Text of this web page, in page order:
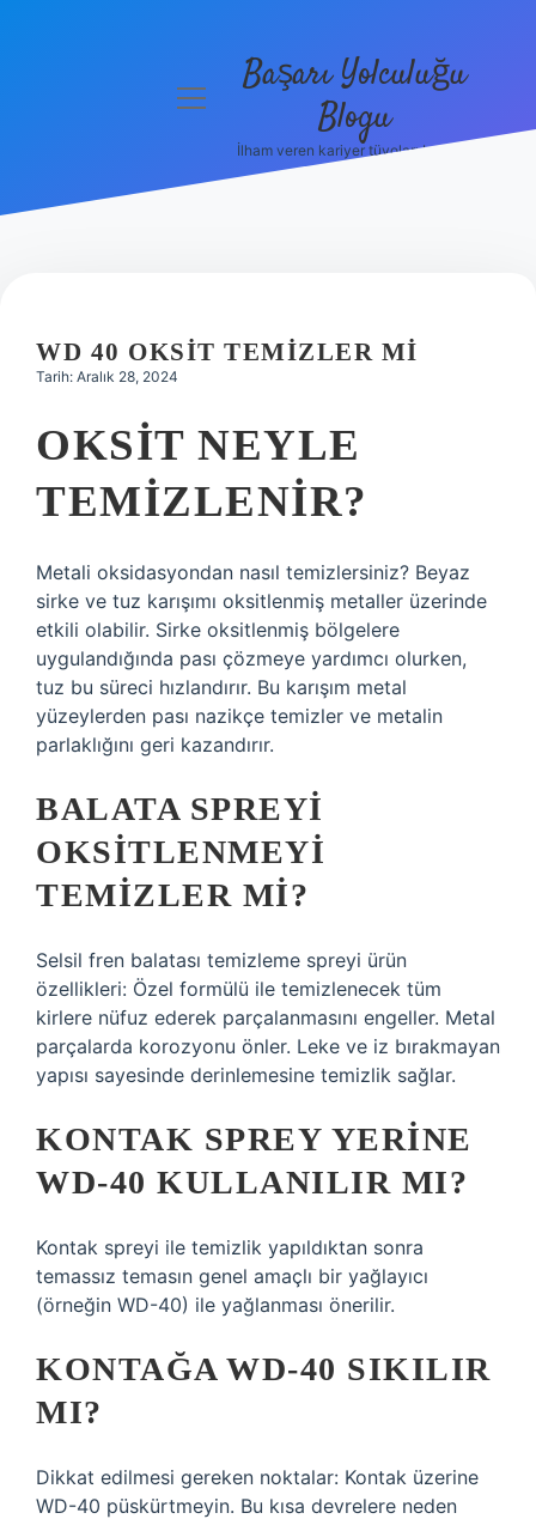
Hakkımızda
menüyüBaşarı Yolculuğu
Blogu
İlham veren kariyer tüyoları burada!
WD 40 OKSIT TEMIZLER MI
Tarih: Aralık 28, 2024
OKSIT NEYLE
TEMIZLENIR?
Metali oksidasyondan nasıl temizlersiniz? Beyaz
sirke ve tuz karışımı oksitlenmiş metaller üzerinde
etkili olabilir. Sirke oksitlenmiş bölgelere
uygulandığında pası çözmeye yardımcı olurken,
tuz bu süreci hızlandırır. Bu karışım metal
yüzeylerden pası nazikçe temizler ve metalin
parlaklığını geri kazandırır.
BALATA SPREYI
OKSITLENMEYI
TEMIZLER MI?
Selsil fren balatası temizleme spreyi ürün
özellikleri: Özel formülü ile temizlenecek tüm
kirlere nüfuz ederek parçalanmasını engeller. Metal
parçalarda korozyonu önler. Leke ve iz bırakmayan
yapısı sayesinde derinlemesine temizlik sağlar.
KONTAK SPREY YERINE
WD-40 KULLANILIR MI?
Kontak spreyi ile temizlik yapıldıktan sonra
temassız temasın genel amaçlı bir yağlayıcı
(örneğin WD-40) ile yağlanması önerilir.
KONTAĞA WD-40 SIKILIR
MI?
Dikkat edilmesi gereken noktalar: Kontak üzerine
WD-40 püskürtmeyin. Bu kısa devrelere neden